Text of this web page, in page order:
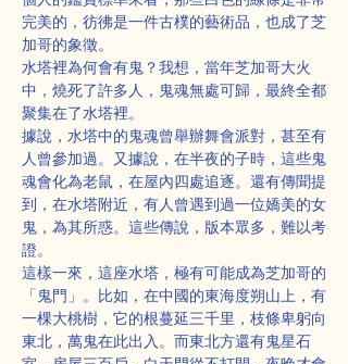
完美的，彷彿是一件古樸的藝術品，也成了芝
加哥的象徵。
水塔裡為何會有鬼？我想，當年芝加哥大火
中，燒死了許多人，鬼魂無處可歸，最終全都
聚集在了水塔裡。
據說，水塔中的鬼魂曾舉辦舞會派對，甚至有
人曾參加過。又據說，在半夜的子時，這些鬼
魂會化為老鼠，在屋內四處追逐。還有傳聞提
到，在水塔附近，有人曾遇到過一位嬌美的女
鬼，為其所惑。這些傳說，版本眾多，難以考
證。
這樣一來，這座水塔，極有可能成為芝加哥的
「鬼門」。比如，在中國的東海度朔山上，有
一棵大桃樹，它的根蔓延三千里，枝條卑躬向
東北，萬鬼在此出入。而東北方還有鬼星石